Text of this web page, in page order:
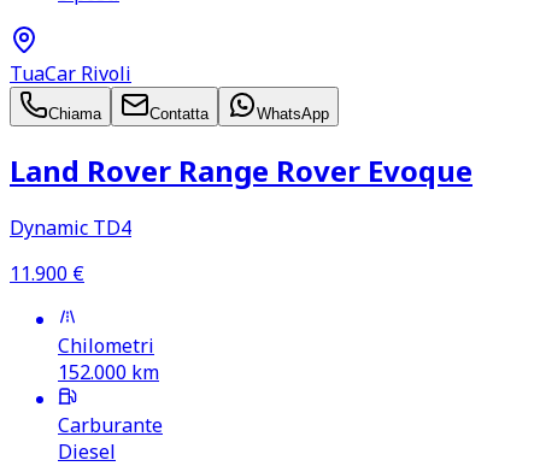
TuaCar Rivoli
Chiama Contatta WhatsApp
Land Rover Range Rover Evoque
Dynamic TD4
11.900 €
Chilometri
152.000 km
Carburante
Diesel